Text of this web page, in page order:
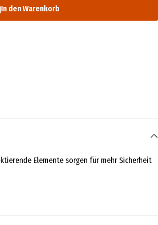
In den Warenkorb
Elemente sorgen für mehr Sicherheit